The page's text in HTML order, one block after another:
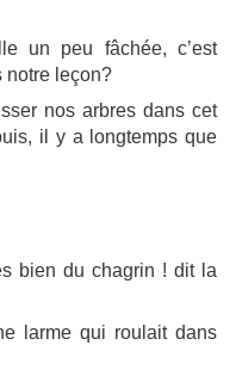
un peu fâchée, c’est
notre leçon?
nos arbres dans cet
il y a longtemps que
bien du chagrin ! dit la
larme qui roulait dans